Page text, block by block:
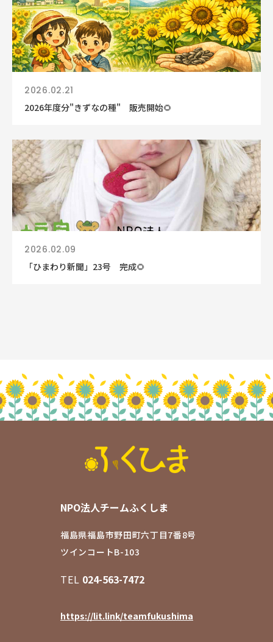
2026.02.21
2026年度分"きずなの種" 販売開始🌻
2026.02.09
「ひまわり新聞」23号 完成🌻
NPO法人チームふくしま
福島県福島市野田町六丁目7番8号
ツインコートB-103
TEL 024-563-7472
https://lit.link/teamfukushima